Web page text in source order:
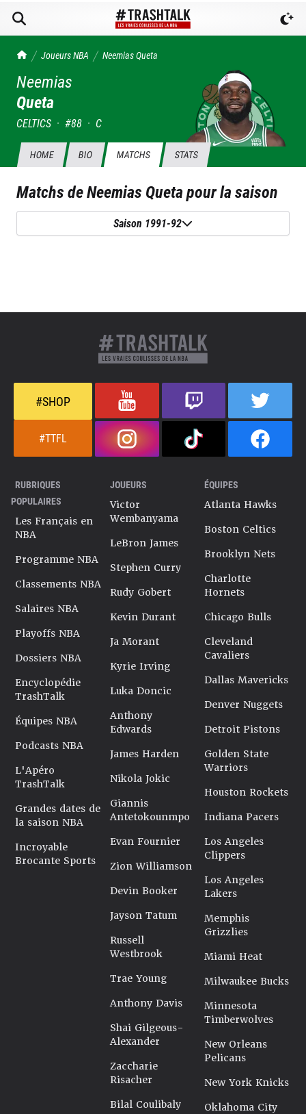
TrashTalk Actu NBA
Joueurs NBA NeemiasQueta
Neemias
Queta
CELTICS · #88 · C
HOME BIO MATCHS STATS
Matchs deNeemias Quetapour la saison
Saison 1991-92
#SHOP
#TTFL
RUBRIQUES
POPULAIRES
Les Français en
NBA
Programme NBA
Classements NBA
Salaires NBA
Playoffs NBA
Dossiers NBA
Encyclopédie
TrashTalk
Équipes NBA
Podcasts NBA
L'Apéro
TrashTalk
Grandes dates de
la saison NBA
Incroyable
Brocante Sports
JOUEURS
Victor
Wembanyama
LeBron James
Stephen Curry
Rudy Gobert
Kevin Durant
Ja Morant
Kyrie Irving
Luka Doncic
Anthony
Edwards
James Harden
Nikola Jokic
Giannis
Antetokounmpo
Evan Fournier
Zion Williamson
Devin Booker
Jayson Tatum
Russell
Westbrook
Trae Young
Anthony Davis
Shai Gilgeous-
Alexander
Zaccharie
Risacher
Bilal Coulibaly
ÉQUIPES
Atlanta Hawks
Boston Celtics
Brooklyn Nets
Charlotte
Hornets
Chicago Bulls
Cleveland
Cavaliers
Dallas Mavericks
Denver Nuggets
Detroit Pistons
Golden State
Warriors
Houston Rockets
Indiana Pacers
Los Angeles
Clippers
Los Angeles
Lakers
Memphis
Grizzlies
Miami Heat
Milwaukee Bucks
Minnesota
Timberwolves
New Orleans
Pelicans
New York Knicks
Oklahoma City